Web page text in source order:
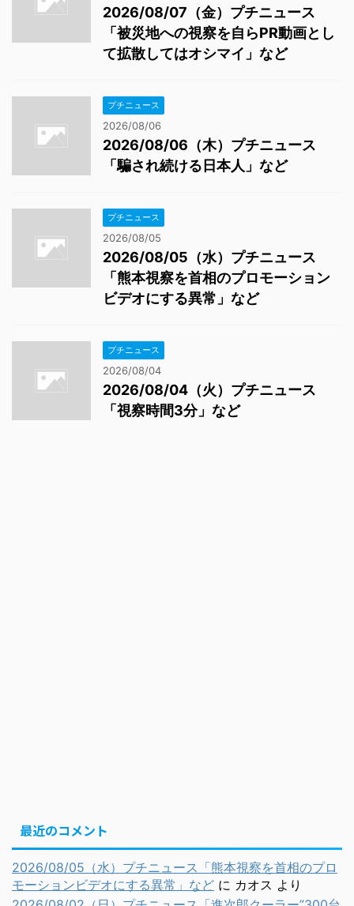
2026/08/07（金）プチニュース
「被災地への視察を自らPR動画とし
て拡散してはオシマイ」など
プチニュース
2026/08/06
2026/08/06（木）プチニュース
「騙され続ける日本人」など
プチニュース
2026/08/05
2026/08/05（水）プチニュース
「熊本視察を首相のプロモーション
ビデオにする異常」など
プチニュース
2026/08/04
2026/08/04（火）プチニュース
「視察時間3分」など
最近のコメント
2026/08/05（水）プチニュース「熊本視察を首相のプロ
モーションビデオにする異常」など に カオス より